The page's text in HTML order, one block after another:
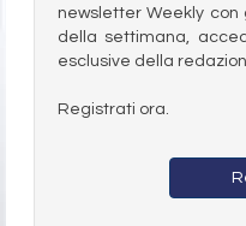
newsletter Weekly
della settimana,
esclusive della
Registrati ora.